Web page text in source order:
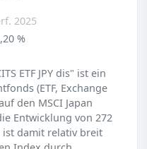
2025
%
ETF JPY dis" ist ein
(ETF, Exchange
den MSCI Japan
Entwicklung von 272
ist damit relativ breit